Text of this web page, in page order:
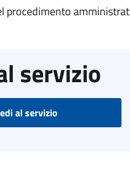
procedimento
servizio
al servizio